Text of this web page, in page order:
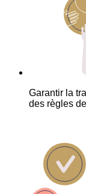
Garantir la
des règles